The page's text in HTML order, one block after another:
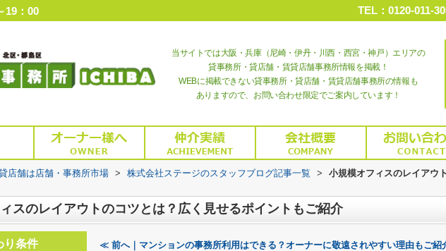
19：00 TEL：0120-011-
当サイトでは大阪・兵庫（尼崎・伊丹・川西・西宮・神戸）エリアの
貸事務所・貸店舗・賃貸店舗事務所情報を掲載！
WEBに掲載できない貸事務所・貸店舗・賃貸店舗事務所の情報も
ありますので、お問い合わせ限定でご案内しています！
店舗は店舗・事務所市場 > 株式会社ステージのスタッフブログ記事一覧 >
小規模オフィスのレイアウ
スのレイアウトのコツとは？広く見せるポイントもご紹介
≪ 前へ｜マンションの事務所利用はできる？オーナーに敬遠されやすい理由もご紹
り条件